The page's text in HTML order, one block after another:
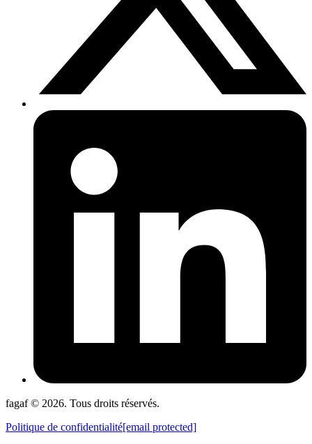
fagaf © 2026. Tous droits réservés.
Politique de confidentialité[email protected]